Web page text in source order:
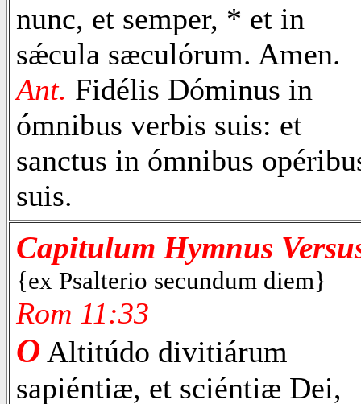
nunc, et semper, * et in
sǽcula sæculórum. Amen.
Ant. Fidélis Dóminus in
ómnibus verbis suis: et
sanctus in ómnibus
suis.
Capitulum Hymnus
{ex Psalterio secundum diem}
Rom 11:33
O Altitúdo divitiárum
sapiéntiæ, et sciéntiæ Dei,